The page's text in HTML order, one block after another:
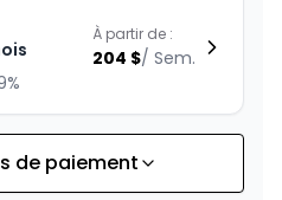
À partir de :
204 $/ Sem.
À partir de :
de paiement